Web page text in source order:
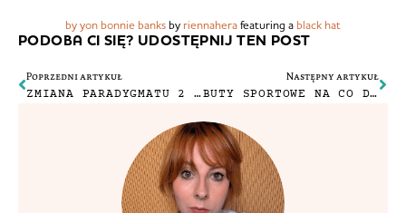
by yon bonnie banks by riennaherafeaturing a black hat
PODOBA CI SIĘ? UDOSTĘPNIJ TEN POST
Poprzedni artykuł
ZMIANA PARADYGMATU 2 – WEŁNIANA CZAPKA
Następny artykuł
BUTY SPORTOWE NA CO DZIEŃ